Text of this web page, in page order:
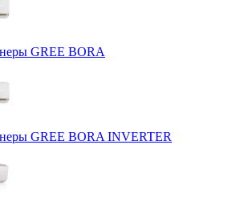
GREE BORA
GREE BORA INVERTER